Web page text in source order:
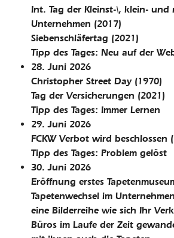
Int. Tag der Kleinst-\, klein- und
Unternehmen (2017)
Siebenschläfertag (2021)
Tipp des Tages: Neu auf der
28. Juni 2026
Christopher Street Day (1970)
Tag der Versicherungen (2021)
Tipp des Tages: Immer Lernen
29. Juni 2026
FCKW Verbot wird beschlossen
Tipp des Tages: Problem gelöst
30. Juni 2026
Eröffnung erstes
Tapetenwechsel im
eine Bilderreihe wie sich Ihr
Büros im Laufe der Zeit